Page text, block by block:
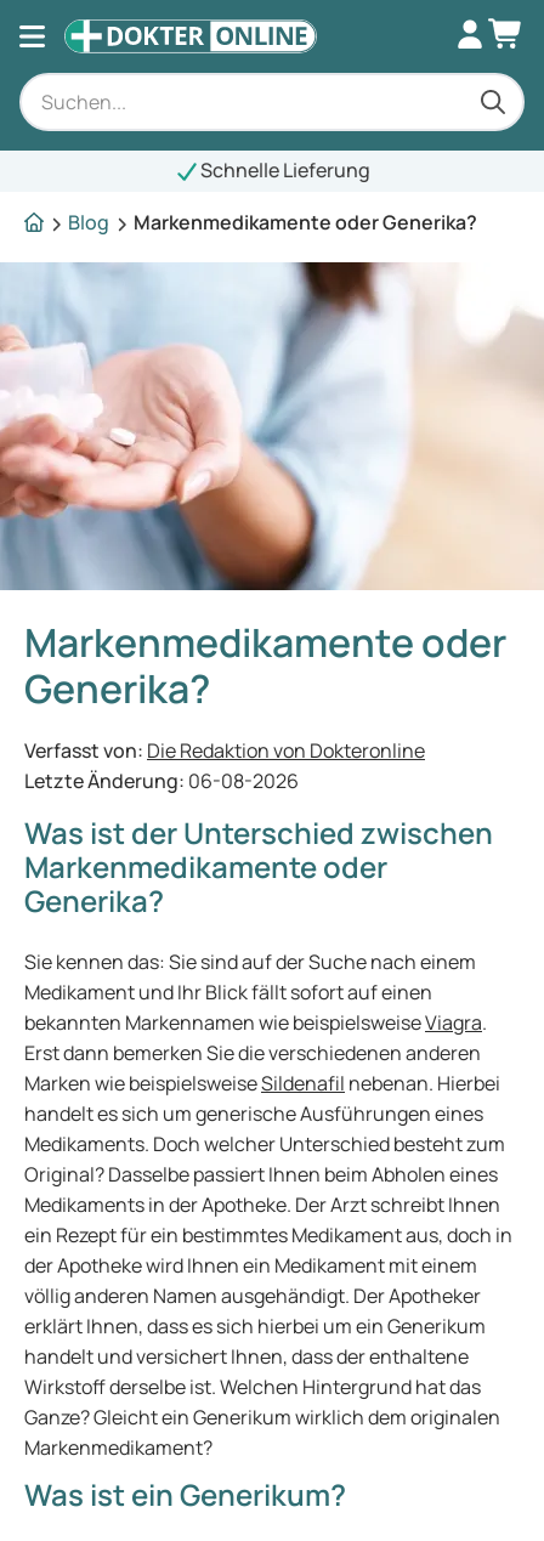
Schnelle Lieferung
Blog
Markenmedikamente oder Generika?
Markenmedikamente oder
Generika?
Verfasst von: Die Redaktion von Dokteronline
Letzte Änderung: 06-08-2026
Was ist der Unterschied zwischen
Markenmedikamente oder
Generika?
Sie kennen das: Sie sind auf der Suche nach einem
Medikament und Ihr Blick fällt sofort auf einen
bekannten Markennamen wie beispielsweiseViagra.
Erst dann bemerken Sie die verschiedenen anderen
Marken wie beispielsweiseSildenafil nebenan. Hierbei
handelt es sich um generische Ausführungen eines
Medikaments. Doch welcher Unterschied besteht zum
Original? Dasselbe passiert Ihnen beim Abholen eines
Medikaments in der Apotheke. Der Arzt schreibt Ihnen
ein Rezept für ein bestimmtes Medikament aus, doch in
der Apotheke wird Ihnen ein Medikament mit einem
völlig anderen Namen ausgehändigt. Der Apotheker
erklärt Ihnen, dass es sich hierbei um ein Generikum
handelt und versichert Ihnen, dass der enthaltene
Wirkstoff derselbe ist. Welchen Hintergrund hat das
Ganze? Gleicht ein Generikum wirklich dem originalen
Markenmedikament?
Was ist ein Generikum?